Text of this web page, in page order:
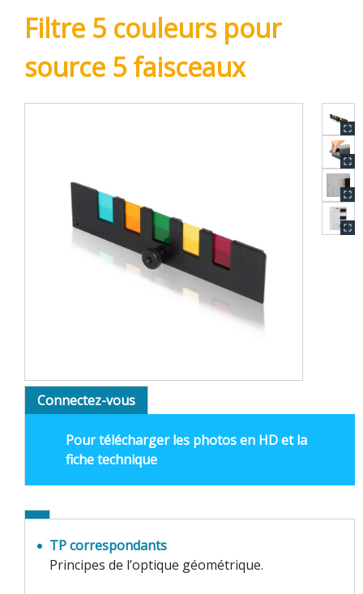
Filtre 5 couleurs pour
source 5 faisceaux
Connectez-vous
Pour télécharger les photos en HD et la
fiche technique
TP correspondants
Principes de l’optique géométrique.